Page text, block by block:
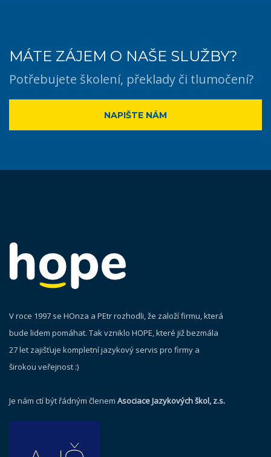
MÁTE ZÁJEM O NAŠE SLUŽBY?
Potřebujete školení, překlady či tlumočení?
NAPIŠTE NÁM
V roce 1997 se HOnza a PEtr rozhodli, že založí firmu, která
bude lidem pomáhat. Tak vzniklo HOPE, které již bezmála
27 let zajišťuje kompletní jazykový servis pro firmy a
širokou veřejnost :)
Je nám ctí být řádným členem Asociace Jazykových škol, z.s.